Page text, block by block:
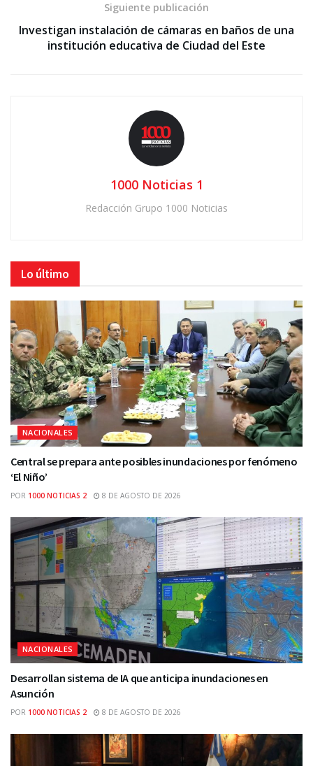
Siguiente publicación
Investigan instalación de cámaras en baños de una
institución educativa de Ciudad del Este
1000 Noticias 1
Redacción Grupo 1000 Noticias
Lo último
NACIONALES
Central se prepara ante posibles inundaciones por fenómeno
‘El Niño’
POR 1000 NOTICIAS 2 8 DE AGOSTO DE 2026
NACIONALES
Desarrollan sistema de IA que anticipa inundaciones en
Asunción
POR 1000 NOTICIAS 2 8 DE AGOSTO DE 2026